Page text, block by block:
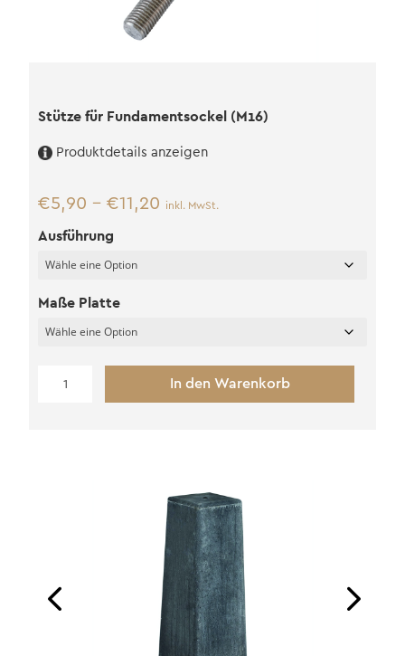
Stütze für Fundamentsockel (M16)
Produktdetails anzeigen
€5,90 – €11,20 inkl. MwSt.
Ausführung
Maße Platte
Stütze
In den Warenkorb